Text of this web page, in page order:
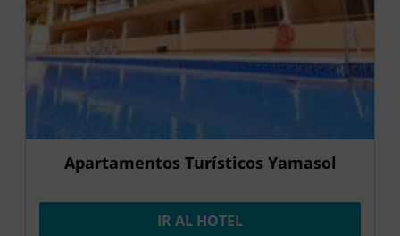
Apartamentos Turísticos Yamasol
IR AL HOTEL